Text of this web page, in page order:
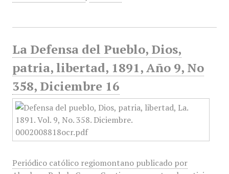
La Defensa del Pueblo, Dios,
patria, libertad, 1891, Año 9, No
358, Diciembre 16
Periódico católico regiomontano publicado por